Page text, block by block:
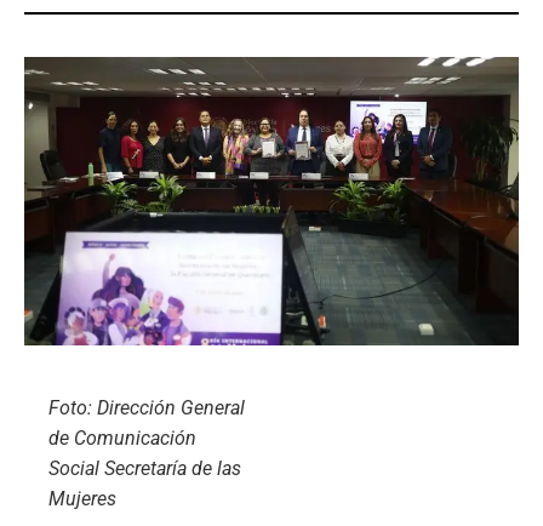
Foto: Dirección General
de Comunicación
Social Secretaría de las
Mujeres